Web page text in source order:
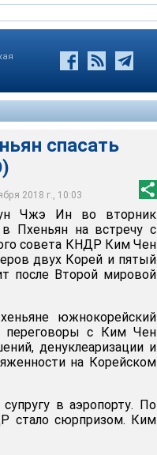
спасать
2018 г., 10:03
рейсом в
КНДР Ким Чен Ыном.
саммит
Чжэ Ин во вторник
Пхеньян на встречу с
совета КНДР Ким Чен
двух Корей и пятый
после Второй мировой
южнокорейский
переговоры с Ким Чен
денуклеаризации и
на Корейском
в аэропорту. По
стало сюрпризом. Ким